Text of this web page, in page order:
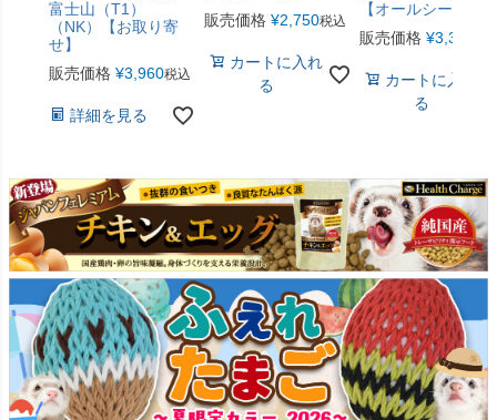
富士山（T1）
（NK）【お取り寄
せ】
販売価格 ¥3,960税込
詳細を見る
販売価格 ¥2,750税込
カートに入れ
る
【オールシーズン
販売価格 ¥3,300
カートに入れ
る